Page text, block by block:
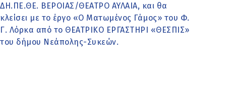
ΔΗ.ΠΕ.ΘΕ. ΒΕΡΟΙΑΣ/ΘΕΑΤΡΟ ΑΥΛΑΙΑ, και θα
κλείσει με το έργο «Ο Ματωμένος Γάμος» του Φ.
Γ. Λόρκα από το ΘΕΑΤΡΙΚΟ ΕΡΓΑΣΤΗΡΙ «ΘΕΣΠΙΣ»
του δήμου Νεάπολης-Συκεών.